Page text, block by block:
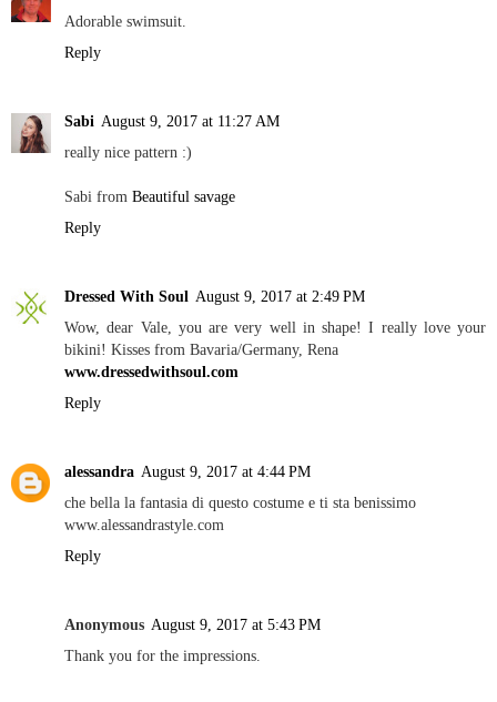
Adorable swimsuit.
Reply
Sabi August 9, 2017 at 11:27 AM
really nice pattern :)
Sabi from Beautiful savage
Reply
Dressed With Soul August 9, 2017 at 2:49 PM
Wow, dear Vale, you are very well in shape! I really love your
bikini! Kisses from Bavaria/Germany, Rena
www.dressedwithsoul.com
Reply
alessandra August 9, 2017 at 4:44 PM
che bella la fantasia di questo costume e ti sta benissimo
www.alessandrastyle.com
Reply
Anonymous August 9, 2017 at 5:43 PM
Thank you for the impressions.